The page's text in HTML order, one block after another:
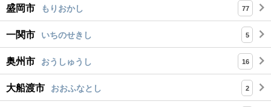
盛岡市 もりおかし 77
一関市 いちのせきし 5
奥州市 おうしゅうし 16
大船渡市 おおふなとし 2